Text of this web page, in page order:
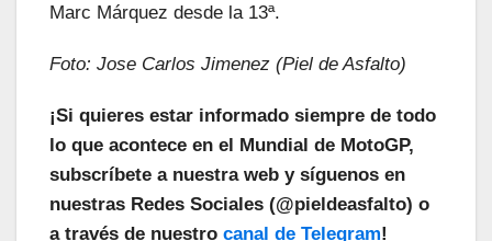
Marc Márquez desde la 13ª.
Foto: Jose Carlos Jimenez (Piel de Asfalto)
¡Si quieres estar informado siempre de todo
lo que acontece en el Mundial de MotoGP,
subscríbete a nuestra web y síguenos en
nuestras Redes Sociales (@pieldeasfalto) o
a través de nuestro canal de Telegram!